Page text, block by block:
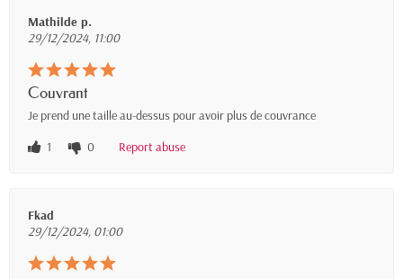
Mathilde p.
29/12/2024, 11:00
Couvrant
Je prend une taille au-dessus pour avoir plus de couvrance
1
0 Report abuse
Fkad
29/12/2024, 01:00